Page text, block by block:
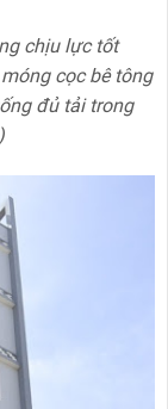
chịu lực tốt
cọc bê tông
đủ tải trong